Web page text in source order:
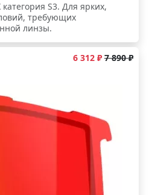
S3. Для ярких,
требующих
линзы.
6 312 ₽ 7 890 ₽